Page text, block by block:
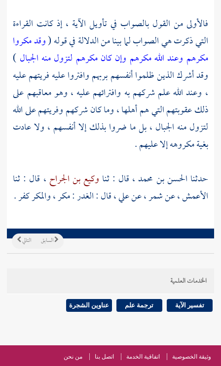
فالأولى من القول بالصواب في تأويل الآية ، إذ كانت القراءة
التي ذكرت هي الصواب لما بينا من الدلالة في قوله (وقد مكروا
مكرهم وعند الله مكرهم وإن كان مكرهم لتزول منه الجبال )
وقد أشرك الذين ظلموا أنفسهم بربهم وافتروا عليه فريتهم عليه
، وعند الله علم شركهم به وافترائهم عليه ، وهو معاقبهم على
ذلك عقوبتهم التي هم أهلها ، وما كان شركهم وفريتهم على الله
لتزول منه الجبال ، بل ما ضروا بذلك إلا أنفسهم ، ولا عادت
بغية مكروهه إلا عليهم .
حدثنا الحسن بن محمد، قال : ثنا وكيع بن الجراح ، قال : ثنا
الأعمش، عنشمر، عنعلي، قال : الغدر : مكر ، والمكر كفر .
التالي السابق
الخدمات العلمية
تفسير الآية ترجمة علم عناوين الشجرة
وثيقة الخصوصية اتفاقية الخدمة اتصل بنا من نحن